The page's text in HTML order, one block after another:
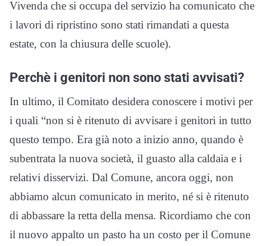
Vivenda che si occupa del servizio ha comunicato che
i lavori di ripristino sono stati rimandati a questa
estate, con la chiusura delle scuole).
Perchè i genitori non sono stati avvisati?
In ultimo, il Comitato desidera conoscere i motivi per
i quali “non si è ritenuto di avvisare i genitori in tutto
questo tempo. Era già noto a inizio anno, quando è
subentrata la nuova società, il guasto alla caldaia e i
relativi disservizi. Dal Comune, ancora oggi, non
abbiamo alcun comunicato in merito, né si è ritenuto
di abbassare la retta della mensa. Ricordiamo che con
il nuovo appalto un pasto ha un costo per il Comune